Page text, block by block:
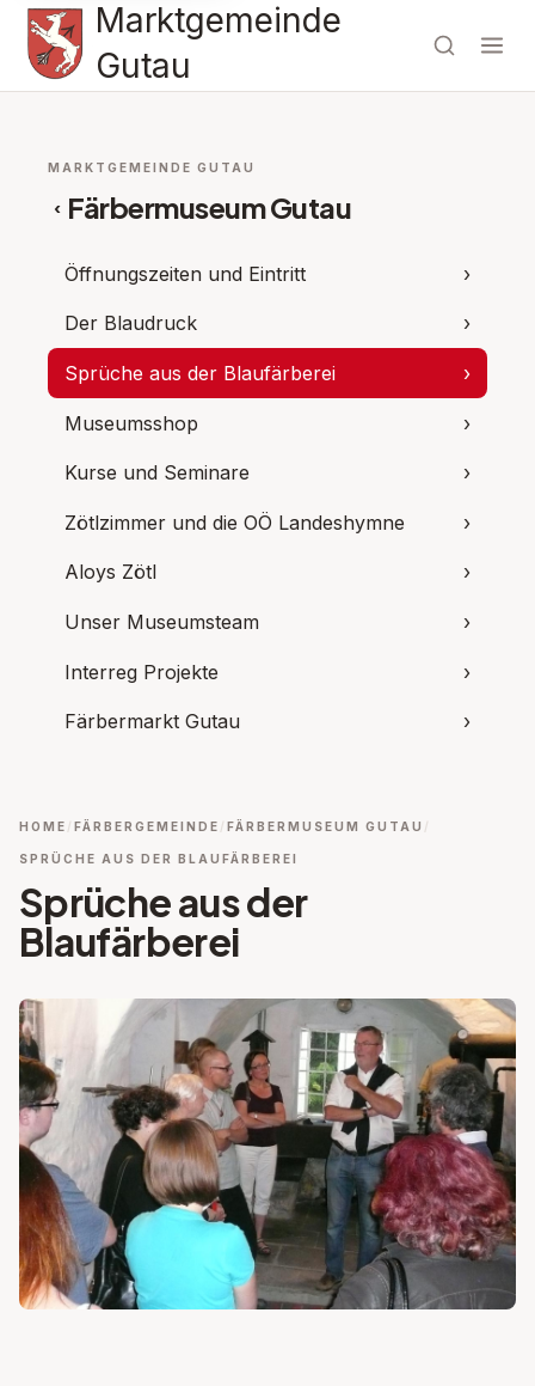
Marktgemeinde
Gutau
MARKTGEMEINDE GUTAU
‹ Färbermuseum Gutau
Öffnungszeiten und Eintritt ›
Der Blaudruck ›
Sprüche aus der Blaufärberei ›
Museumsshop ›
Kurse und Seminare ›
Zötlzimmer und die OÖ Landeshymne ›
Aloys Zötl ›
Unser Museumsteam ›
Interreg Projekte ›
Färbermarkt Gutau ›
HOME FÄRBERGEMEINDE FÄRBERMUSEUM GUTAU
SPRÜCHE AUS DER BLAUFÄRBEREI
Sprüche aus der
Blaufärberei